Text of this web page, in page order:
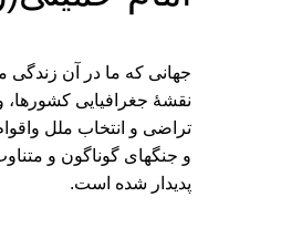
جهانی که ما در آن
نقشۀ جغرافیایی
تراضی و انتخاب ملل
و جنگ­های گوناگون و
پدیدار شده است.